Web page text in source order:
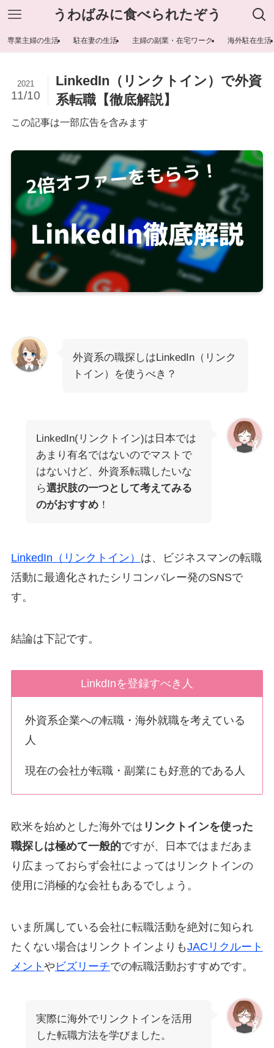
うわばみに食べられたぞう
専業主婦の生活 駐在妻の生活 主婦の副業・在宅ワーク 海外駐在生活
LinkedIn（リンクトイン）で外資
系転職【徹底解説】
2021
11/10
この記事は一部広告を含みます
外資系の職探しはLinkedIn（リンク
トイン）を使うべき？
LinkedIn(リンクトイン)は日本では
あまり有名ではないのでマストで
はないけど、外資系転職したいな
ら選択肢の一つとして考えてみる
のがおすすめ！
LinkedIn（リンクトイン） は、ビジネスマンの転職
活動に最適化されたシリコンバレー発のSNSで
す。
結論は下記です。
LinkdInを登録すべき人
外資系企業への転職・海外就職を考えている
人
現在の会社が転職・副業にも好意的である人
欧米を始めとした海外では リンクトインを使った
職探しは極めて一般的ですが、日本ではまだあま
り広まっておらず会社によってはリンクトインの
使用に消極的な会社もあるでしょう。
いま所属している会社に転職活動を絶対に知られ
たくない場合はリンクトインよりもJACリクルート
メント や ビズリーチでの転職活動おすすめです。
実際に海外でリンクトインを活用
した転職方法を学びました。